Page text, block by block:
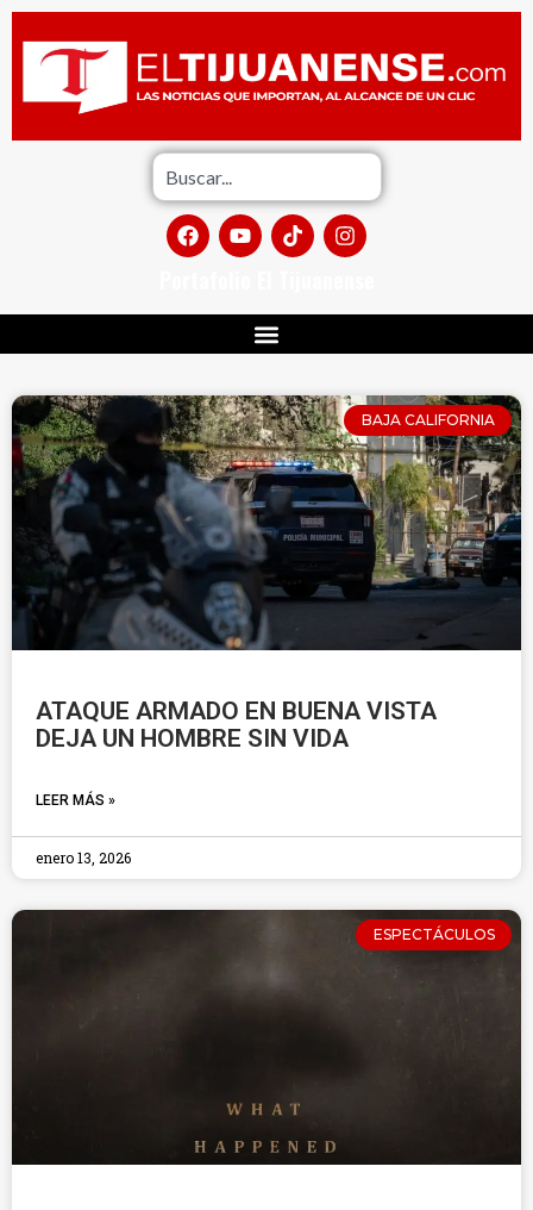
BAJA CALIFORNIA
ATAQUE ARMADO EN BUENA VISTA
DEJA UN HOMBRE SIN VIDA
LEER MÁS »
enero 13, 2026
ESPECTÁCULOS